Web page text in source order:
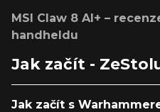
MSI Claw 8 AI+ –
handheldu
Jak začít -
Jak začít s